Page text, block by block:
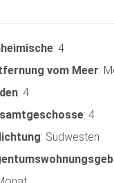
: 4
vom Meer:
: 4
: 4
: Südwesten